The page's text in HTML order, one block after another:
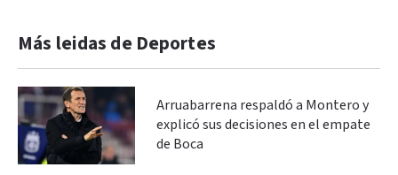
Más leidas de Deportes
Arruabarrena respaldó a Montero y
explicó sus decisiones en el empate
de Boca